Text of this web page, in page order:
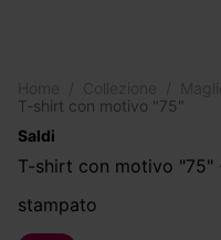
T-shirt con motivo "75"
Saldi
T-shirt con motivo "75"
stampato